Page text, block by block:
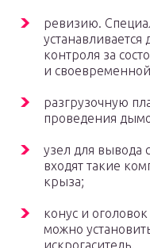
ревизию.
устанавливается
контроля за
и
разгрузочную
проведения
узел для вывода
входят такие
крыза;
конус и
можно
искрогаситель.